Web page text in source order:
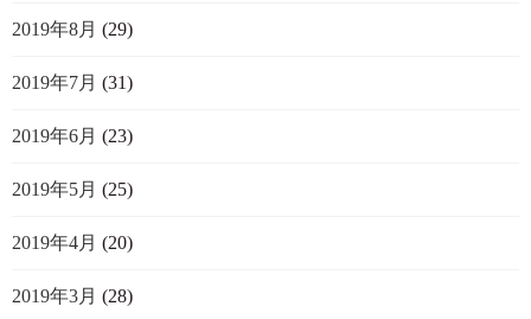
2019年8月 (29)
2019年7月 (31)
2019年6月 (23)
2019年5月 (25)
2019年4月 (20)
2019年3月 (28)